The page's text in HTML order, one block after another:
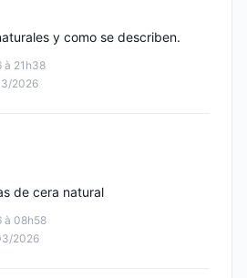
à 21h38
2026
y como se describen.
à 08h58
2026
de cera natural